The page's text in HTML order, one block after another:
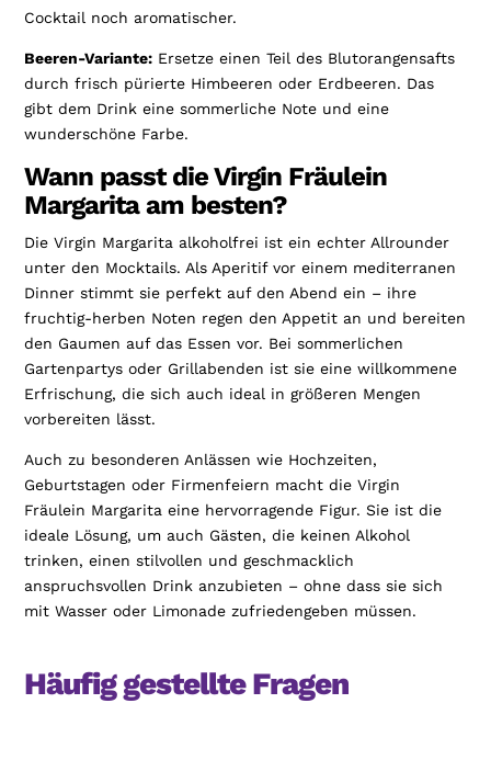
Cocktail noch aromatischer.
Beeren-Variante: Ersetze einen Teil des Blutorangensafts
durch frisch pürierte Himbeeren oder Erdbeeren. Das
gibt dem Drink eine sommerliche Note und eine
wunderschöne Farbe.
Wann passt die Virgin Fräulein
Margarita am besten?
Die Virgin Margarita alkoholfrei ist ein echter Allrounder
unter den Mocktails. Als Aperitif vor einem mediterranen
Dinner stimmt sie perfekt auf den Abend ein – ihre
fruchtig-herben Noten regen den Appetit an und bereiten
den Gaumen auf das Essen vor. Bei sommerlichen
Gartenpartys oder Grillabenden ist sie eine willkommene
Erfrischung, die sich auch ideal in größeren Mengen
vorbereiten lässt.
Auch zu besonderen Anlässen wie Hochzeiten,
Geburtstagen oder Firmenfeiern macht die Virgin
Fräulein Margarita eine hervorragende Figur. Sie ist die
ideale Lösung, um auch Gästen, die keinen Alkohol
trinken, einen stilvollen und geschmacklich
anspruchsvollen Drink anzubieten – ohne dass sie sich
mit Wasser oder Limonade zufriedengeben müssen.
Häufig gestellte Fragen